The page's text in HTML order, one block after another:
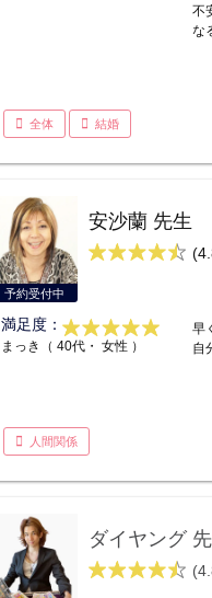
不
な
全体 結婚
予約受付中
安沙蘭 先生
満足度：
まっき（ 40代・ 女性 ）
早
自
人間関係
ダイヤング